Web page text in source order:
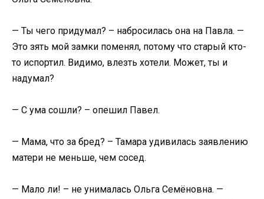
— Ты чего придумал? – набросилась она на Павла. —
Это зять мой замки поменял, потому что старый кто-
то испортил. Видимо, влезть хотели. Может, ты и
надумал?
— С ума сошли? – опешил Павел.
— Мама, что за бред? – Тамара удивилась заявлению
матери не меньше, чем сосед.
— Мало ли! – не унималась Ольга Семёновна. —